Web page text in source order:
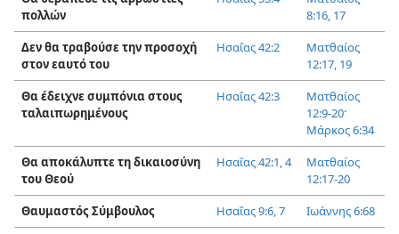
πολλών
8:16, 17
Δεν θα τραβούσε την προσοχή
στον εαυτό του
Ησαΐας 42:2
Ματθαίος
12:17, 19
Θα έδειχνε συμπόνια στους
ταλαιπωρημένους
Ησαΐας 42:3
Ματθαίος
12:9-20·
Μάρκος 6:34
Θα αποκάλυπτε τη δικαιοσύνη
του Θεού
Ησαΐας 42:1,4
Ματθαίος
12:17-20
Θαυμαστός Σύμβουλος
Ησαΐας 9:6, 7
Ιωάννης 6:68